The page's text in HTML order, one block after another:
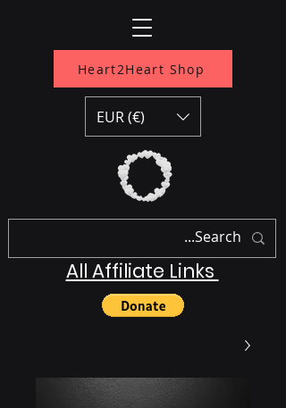
Heart2Heart Shop
All Affiliate Links
EUR (€)